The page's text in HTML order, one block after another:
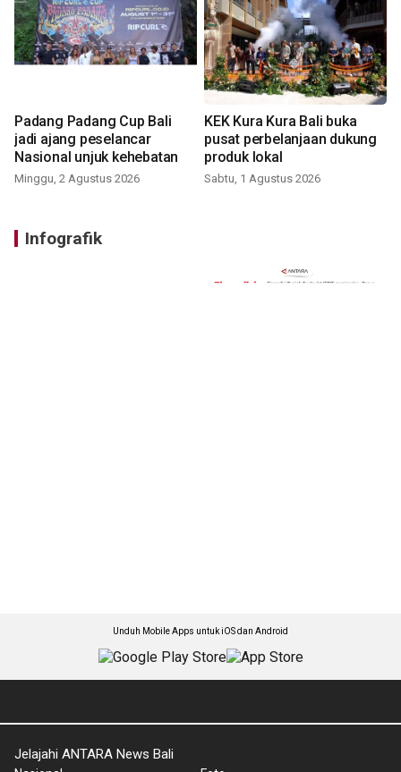
Padang Padang Cup Bali
jadi ajang peselancar
Nasional unjuk kehebatan
Minggu, 2 Agustus 2026
KEK Kura Kura Bali buka
pusat perbelanjaan dukung
produk lokal
Sabtu, 1 Agustus 2026
Infografik
Unduh Mobile Apps untuk iOS dan Android
Jelajahi ANTARA News Bali